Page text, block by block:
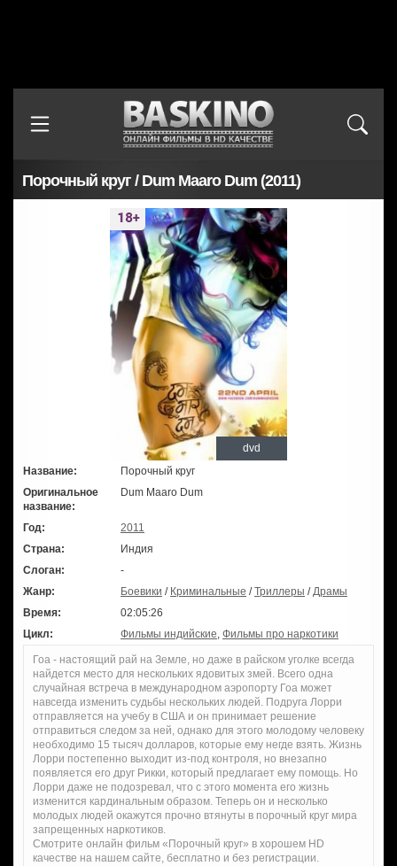
Порочный круг / Dum Maaro Dum (2011)
dvd
Название:
Порочный круг
Оригинальное
название:
Dum Maaro Dum
Год:
2011
Страна:
Индия
Слоган:
-
Жанр:
Боевики / Криминальные /Триллеры /Драмы
Время:
02:05:26
Цикл:
Фильмы индийские, Фильмы про наркотики
Гоа - настоящий рай на Земле, но даже в райском уголке всегда
найдется место для нескольких ядовитых змей. Всего одна
случайная встреча в международном аэропорту Гоа может
навсегда изменить судьбы нескольких людей. Подруга Лорри
отправляется на учебу в США и он принимает решение
отправиться следом за ней, однако для этого молодому человеку
необходимо 15 тысяч долларов, которые ему негде взять. Жизнь
Лорри постепенно выходит из-под контроля, но внезапно
появляется его друг Рикки, который предлагает ему помощь. Но
Лорри даже не подозревал, что с этого момента его жизнь
изменится кардинальным образом. Теперь он и несколько
молодых людей окажутся прочно втянуты в порочный круг мира
запрещенных наркотиков.
Смотрите онлайн фильм «Порочный круг» в хорошем HD
качестве на нашем сайте, бесплатно и без регистрации.